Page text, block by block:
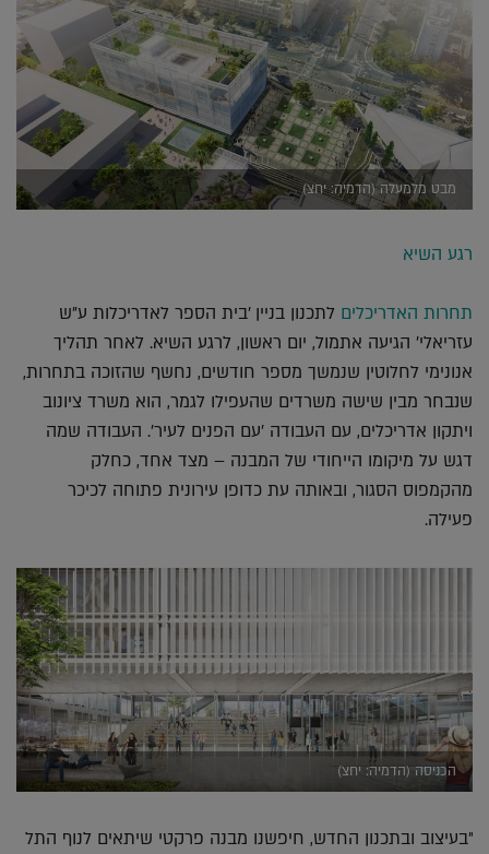
מבט מלמעלה (הדמיה: יחצ)
רגע השיא
תחרות האדריכלים לתכנון בניין 'בית הספר לאדריכלות ע"ש
עזריאלי' הגיעה אתמול, יום ראשון, לרגע השיא. לאחר תהליך
אנונימי לחלוטין שנמשך מספר חודשים, נחשף שהזוכה בתחרות,
שנבחר מבין שישה משרדים שהעפילו לגמר, הוא משרד ציונוב
ויתקון אדריכלים, עם העבודה 'עם הפנים לעיר'. העבודה שמה
דגש על מיקומו הייחודי של המבנה – מצד אחד, כחלק
מהקמפוס הסגור, ובאותה עת כדופן עירונית פתוחה לכיכר
פעילה.
הכניסה (הדמיה: יחצ)
"בעיצוב ובתכנון החדש, חיפשנו מבנה פרקטי שיתאים לנוף התל